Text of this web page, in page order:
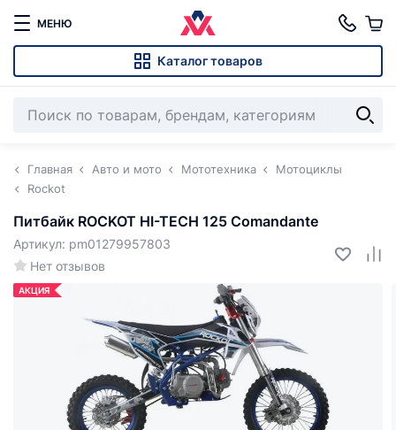
МЕНЮ
Каталог товаров
Главная Авто и мото Мототехника
Мотоциклы
Rockot
Питбайк ROCKOT HI-TECH 125 Comandante
Нет отзывов
Артикул: pm01279957803
АКЦИЯ